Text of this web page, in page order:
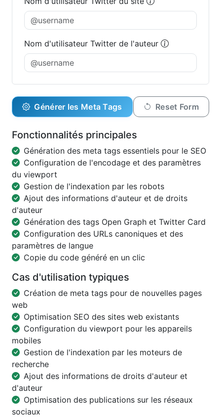
Nom d'utilisateur Twitter de l'auteur
Générer les Meta Tags Reset Form
Fonctionnalités principales
Génération des meta tags essentiels pour le SEO
Configuration de l'encodage et des paramètres
du viewport
Gestion de l'indexation par les robots
Ajout des informations d'auteur et de droits
d'auteur
Génération des tags Open Graph et Twitter Card
Configuration des URLs canoniques et des
paramètres de langue
Copie du code généré en un clic
Cas d'utilisation typiques
Création de meta tags pour de nouvelles pages
web
Optimisation SEO des sites web existants
Configuration du viewport pour les appareils
mobiles
Gestion de l'indexation par les moteurs de
recherche
Ajout des informations de droits d'auteur et
d'auteur
Optimisation des publications sur les réseaux
sociaux